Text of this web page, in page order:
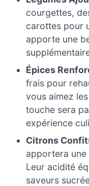
courgettes,
carottes pour
apporte une
Épices
frais pour
vous aimez
touche sera
expérience
Citrons
apportera une
Leur acidité
saveurs